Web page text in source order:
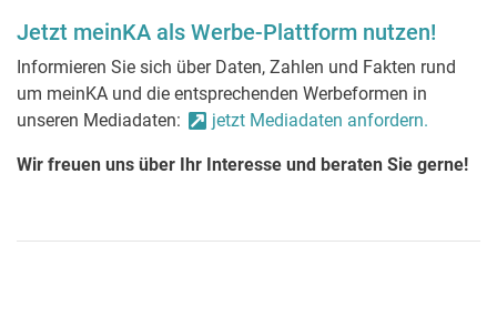
Jetzt meinKA als Werbe-Plattform nutzen!
Informieren Sie sich über Daten, Zahlen und Fakten rund
um meinKA und die entsprechenden Werbeformen in
unseren Mediadaten:
jetzt Mediadaten anfordern.
Wir freuen uns über Ihr Interesse und beraten Sie gerne!